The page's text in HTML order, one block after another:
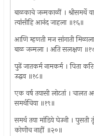
बाळकाचे जन्मकाळीं । श्रीसमर्थे
त्यांसीहि आनंद जाहला ॥१६॥
आणि म्हणती मज सांगाती
बाळ जन्मला । अति सलक्षण
पुढें जातकर्म नामकर्म । पिता
उद्धव ॥१८॥
एक वर्ष तयासी लोटतां । चालत
समर्थचिया ॥१९॥
समर्थ तया मांडिये घेउनी । पुसती
कोणीच नाहीं ॥२०॥